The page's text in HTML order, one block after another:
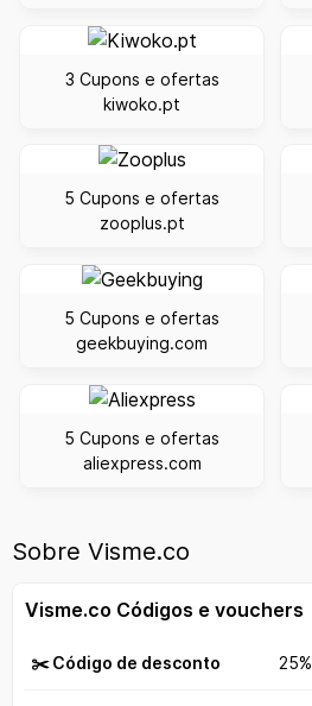
3 Cupons e ofertas
kiwoko.pt
5 Cupons e ofertas
zooplus.pt
5 Cupons e ofertas
geekbuying.com
5 Cupons e ofertas
aliexpress.com
Sobre Visme.co
Visme.co Códigos e vouchers
✂️ Código de desconto 25%